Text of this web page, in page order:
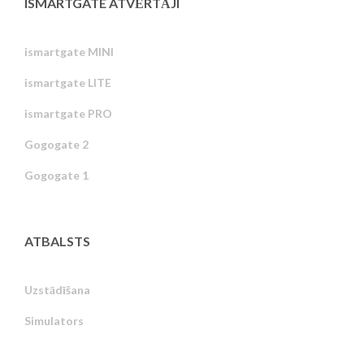
ismartgate MINI
ismartgate LITE
ismartgate PRO
Gogogate 2
Gogogate 1
ATBALSTS
Uzstādīšana
Simulators